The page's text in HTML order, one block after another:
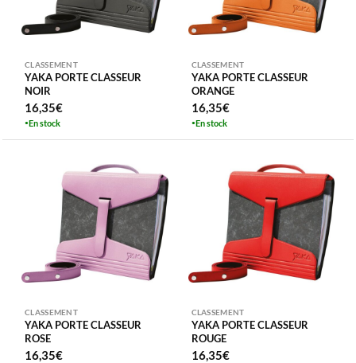
CLASSEMENT
YAKA PORTE CLASSEUR
NOIR
16,35€
En stock
CLASSEMENT
YAKA PORTE CLASSEUR
ORANGE
16,35€
En stock
CLASSEMENT
YAKA PORTE CLASSEUR
ROSE
16,35€
CLASSEMENT
YAKA PORTE CLASSEUR
ROUGE
16,35€